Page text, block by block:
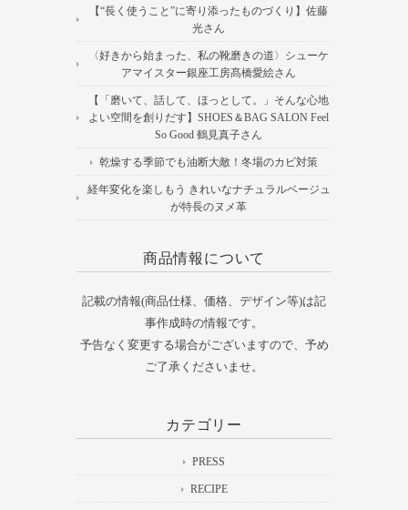
【“長く使うこと”に寄り添ったものづくり】佐藤
光さん
〈好きから始まった、私の靴磨きの道〉シューケ
アマイスター銀座工房髙橋愛絵さん
【「磨いて、話して、ほっとして。」そんな心地
よい空間を創りだす】SHOES＆BAG SALON Feel
So Good 鶴見真子さん
乾燥する季節でも油断大敵！冬場のカビ対策
経年変化を楽しもう きれいなナチュラルベージュ
が特長のヌメ革
商品情報について
記載の情報(商品仕様、価格、デザイン等)は記
事作成時の情報です。
予告なく変更する場合がございますので、予め
ご了承くださいませ。
カテゴリー
PRESS
RECIPE